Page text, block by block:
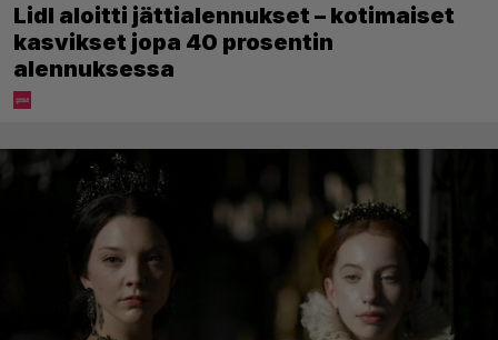
Lidl aloitti jättialennukset – kotimaiset
kasvikset jopa 40 prosentin
alennuksessa